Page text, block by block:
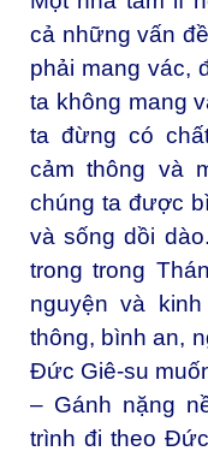
cả những vấn
phải mang vác,
ta không mang
ta đừng có
cảm thông và
chúng ta được
và sống dồi
trong trong
nguyện và
thông, bình an,
Đức Giê-su
– Gánh nặng
trình đi theo